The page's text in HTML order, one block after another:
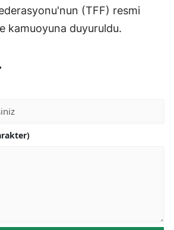
(TFF) resmi
kamuoyuna duyuruldu.